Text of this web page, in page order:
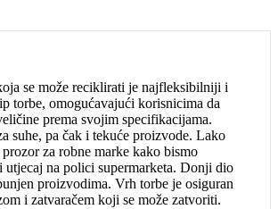
se može reciklirati je najfleksibilniji i
torbe, omogućavajući korisnicima da
prema svojim specifikacijama.
suhe, pa čak i tekuće proizvode. Lako
za robne marke kako bismo
na polici supermarketa. Donji dio
proizvodima. Vrh torbe je osiguran
i zatvaračem koji se može zatvoriti.